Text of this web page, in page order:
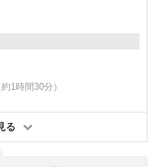
1時間30分）
る